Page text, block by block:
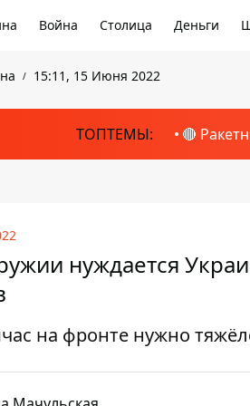
Война Столица Деньги
15:11, 15 Июня 2022
ТОПТЕМЫ: 🔴
нуждается
на фронте нужно